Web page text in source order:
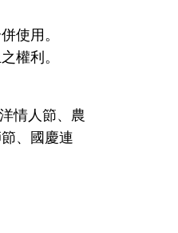
使用。
權利。
情人節、農
、國慶連